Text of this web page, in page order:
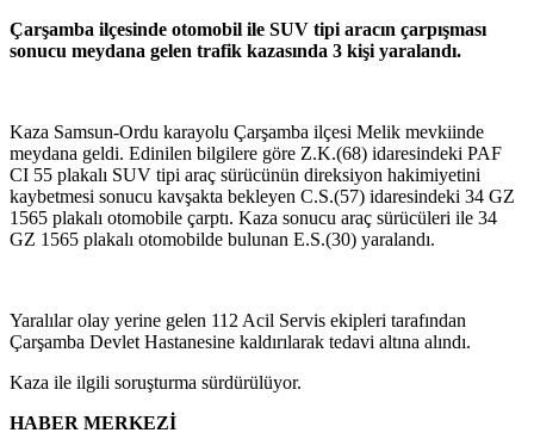
Çarşamba ilçesinde otomobil ile SUV tipi aracın çarpışması
sonucu meydana gelen trafik kazasında 3 kişi yaralandı.
Kaza Samsun-Ordu karayolu Çarşamba ilçesi Melik mevkiinde
meydana geldi. Edinilen bilgilere göre Z.K.(68) idaresindeki PAF
CI 55 plakalı SUV tipi araç sürücünün direksiyon hakimiyetini
kaybetmesi sonucu kavşakta bekleyen C.S.(57) idaresindeki 34 GZ
1565 plakalı otomobile çarptı. Kaza sonucu araç sürücüleri ile 34
GZ 1565 plakalı otomobilde bulunan E.S.(30) yaralandı.
Yaralılar olay yerine gelen 112 Acil Servis ekipleri tarafından
Çarşamba Devlet Hastanesine kaldırılarak tedavi altına alındı.
Kaza ile ilgili soruşturma sürdürülüyor.
HABER MERKEZİ